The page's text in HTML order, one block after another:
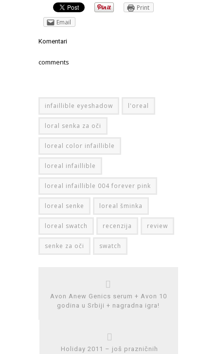
Print
Email
Komentari
comments
infaillible eyeshadow l'oreal
loral senka za oči
loreal color infaillible
loreal infaillible
loreal infaillible 004 forever pink
loreal senke loreal šminka
loreal swatch recenzija review
senke za oči swatch
Avon Anew Genics serum + Avon 10
godina u Srbiji + nagradna igra!
Holiday 2011 – još prazničnih